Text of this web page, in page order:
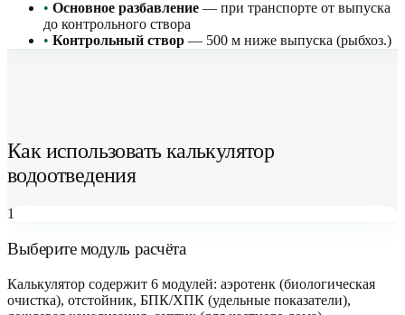
• Основное разбавление — при транспорте от выпуска
до контрольного створа
• Контрольный створ — 500 м ниже выпуска (рыбхоз.)
Как использовать калькулятор
водоотведения
1
Выберите модуль расчёта
Калькулятор содержит 6 модулей: аэротенк (биологическая
очистка), отстойник, БПК/ХПК (удельные показатели),